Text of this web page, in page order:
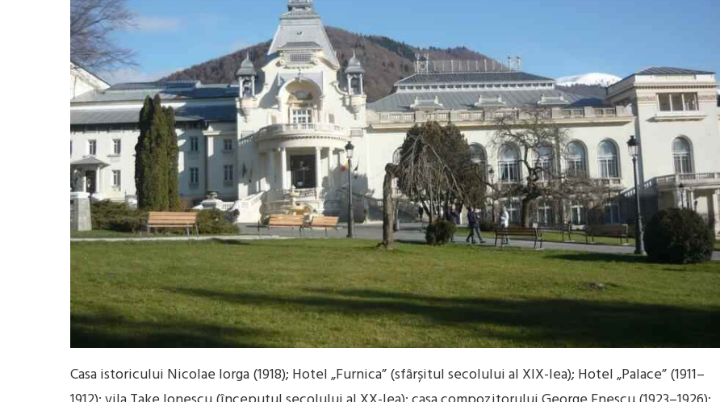
Casa istoricului Nicolae Iorga (1918); Hotel „Furnica” (sfârșitul secolului al XIX-lea); Hotel „Palace” (1911–